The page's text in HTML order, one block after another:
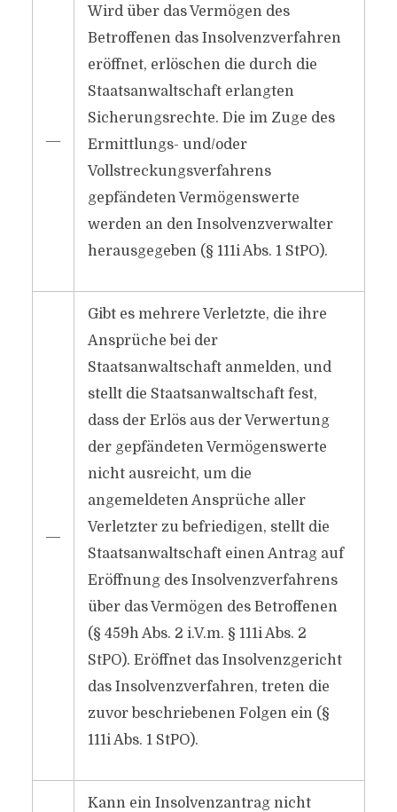
―
Wird über das Vermögen des
Betroffenen das Insolvenzverfahren
eröffnet, erlöschen die durch die
Staatsanwaltschaft erlangten
Sicherungsrechte. Die im Zuge des
Ermittlungs- und/​oder
Vollstreckungsverfahrens
gepfändeten Vermögenswerte
werden an den Insolvenzverwalter
herausgegeben (§ 111i Abs. 1 StPO).
―
Gibt es mehrere Verletzte, die ihre
Ansprüche bei der
Staatsanwaltschaft anmelden, und
stellt die Staatsanwaltschaft fest,
dass der Erlös aus der Verwertung
der gepfändeten Vermögenswerte
nicht ausreicht, um die
angemeldeten Ansprüche aller
Verletzter zu befriedigen, stellt die
Staatsanwaltschaft einen Antrag auf
Eröffnung des Insolvenzverfahrens
über das Vermögen des Betroffenen
(§ 459h Abs. 2 i.V.m. § 111i Abs. 2
StPO). Eröffnet das Insolvenzgericht
das Insolvenzverfahren, treten die
zuvor beschriebenen Folgen ein (§
111i Abs. 1 StPO).
Kann ein Insolvenzantrag nicht